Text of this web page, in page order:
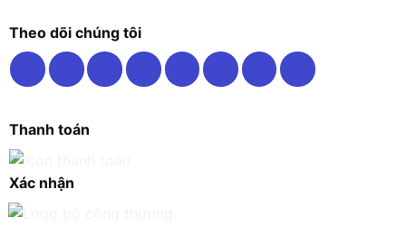
Theo dõi chúng tôi
Thanh toán
Xác nhận